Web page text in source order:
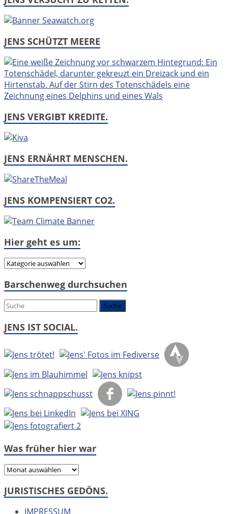
JENS SCHÜTZT MEERE
JENS VERGIBT KREDITE.
JENS ERNÄHRT MENSCHEN.
JENS KOMPENSIERT CO2.
Hier geht es um:
Hier
es
Barschenweg durchsuchen
JENS IST SOCIAL.
Was früher hier war
Was
hier
JURISTISCHES GEDÖNS.
IMPRESSUM